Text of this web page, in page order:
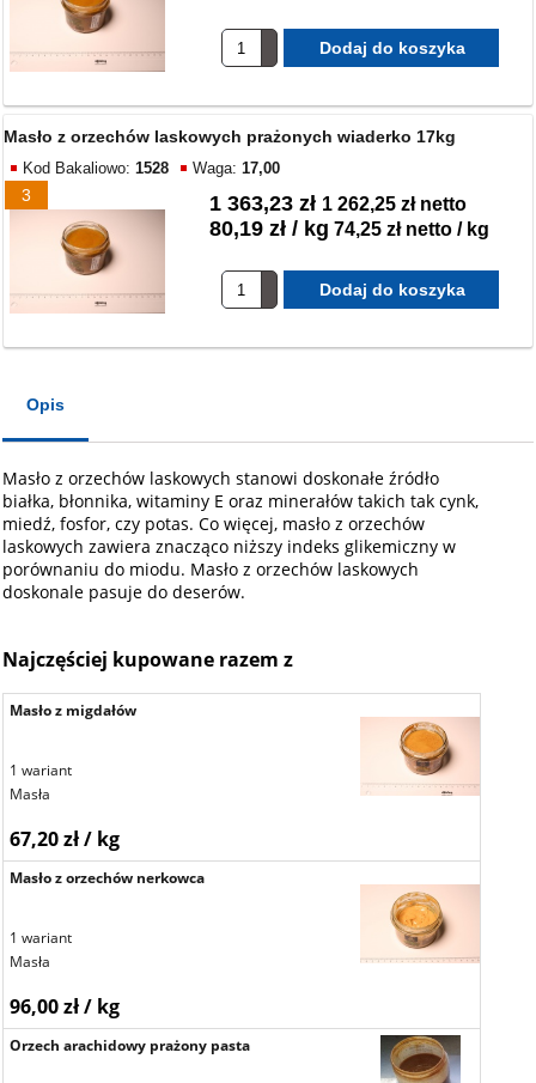
3
Masło z orzechów laskowych prażonych wiaderko 17kg
Kod Bakaliowo:1528 Waga:17,00
1 363,23 zł 1 262,25 zł netto
80,19 zł / kg 74,25 zł netto / kg
Opis
Masło z orzechów laskowych stanowi doskonałe źródło
białka, błonnika, witaminy E oraz minerałów takich tak cynk,
miedź, fosfor, czy potas. Co więcej, masło z orzechów
laskowych zawiera znacząco niższy indeks glikemiczny w
porównaniu do miodu. Masło z orzechów laskowych
doskonale pasuje do deserów.
Najczęściej kupowane razem z
Masło z migdałów
1 wariant
Masła
67,20 zł / kg
Masło z orzechów nerkowca
1 wariant
Masła
96,00 zł / kg
Orzech arachidowy prażony pasta